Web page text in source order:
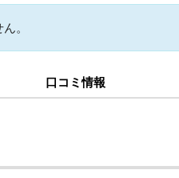
。
口コミ情報